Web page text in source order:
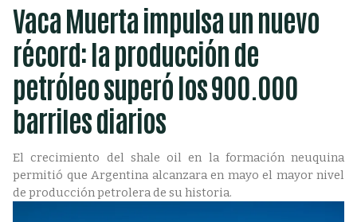
Vaca Muerta impulsa un nuevo
récord: la producción de
petróleo superó los 900.000
barriles diarios
El crecimiento del shale oil en la formación neuquina
permitió que Argentina alcanzara en mayo el mayor nivel
de producción petrolera de su historia.